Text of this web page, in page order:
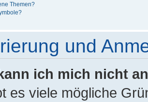
Themen?
und
ich mich nicht
es viele mögliche